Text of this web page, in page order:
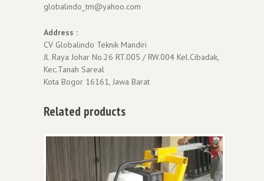
globalindo_tm@yahoo.com
Address :
CV Globalindo Teknik Mandiri
Jl. Raya Johar No.26 RT.005 / RW.004 Kel.Cibadak,
Kec.Tanah Sareal
Kota Bogor 16161, Jawa Barat
Related products